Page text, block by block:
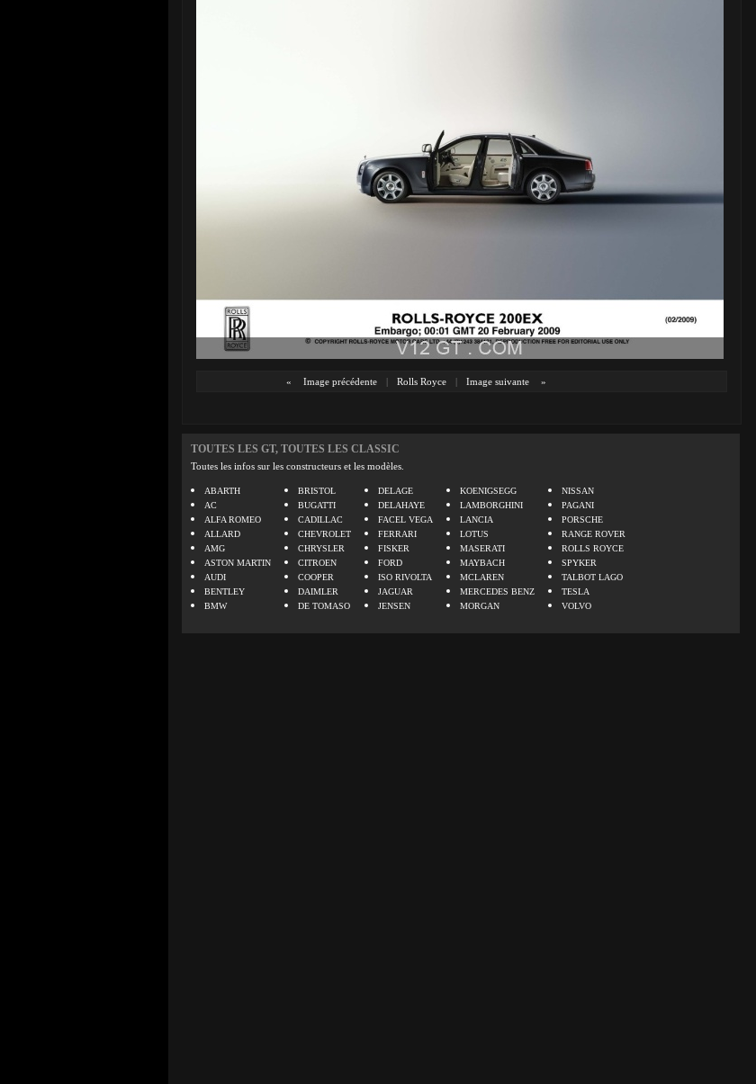
« Image précédente | Rolls Royce | Image suivante »
TOUTES LES GT, TOUTES LES CLASSIC
Toutes les infos sur les constructeurs et les modèles.
ABARTH
AC
ALFA ROMEO
ALLARD
AMG
ASTON MARTIN
AUDI
BENTLEY
BMW
BRISTOL
BUGATTI
CADILLAC
CHEVROLET
CHRYSLER
CITROEN
COOPER
DAIMLER
DE TOMASO
DELAGE
DELAHAYE
FACEL VEGA
FERRARI
FISKER
FORD
ISO RIVOLTA
JAGUAR
JENSEN
KOENIGSEGG
LAMBORGHINI
LANCIA
LOTUS
MASERATI
MAYBACH
MCLAREN
MERCEDES BENZ
MORGAN
NISSAN
PAGANI
PORSCHE
RANGE ROVER
ROLLS ROYCE
SPYKER
TALBOT LAGO
TESLA
VOLVO